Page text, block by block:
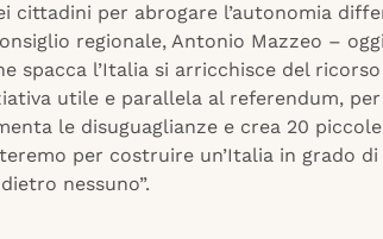
cittadini per abrogare l’autonomia
regionale, Antonio Mazzeo –
spacca l’Italia si arricchisce del
utile e parallela al referendum,
le disuguaglianze e crea 20
per costruire un’Italia in grado
nessuno”.